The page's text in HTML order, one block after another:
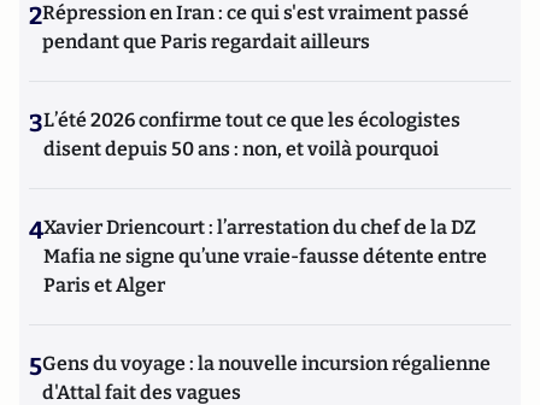
2Répression en Iran : ce qui s'est vraiment passé
pendant que Paris regardait ailleurs
3L’été 2026 confirme tout ce que les écologistes
disent depuis 50 ans : non, et voilà pourquoi
4Xavier Driencourt : l’arrestation du chef de la DZ
Mafia ne signe qu’une vraie-fausse détente entre
Paris et Alger
5Gens du voyage : la nouvelle incursion régalienne
d'Attal fait des vagues